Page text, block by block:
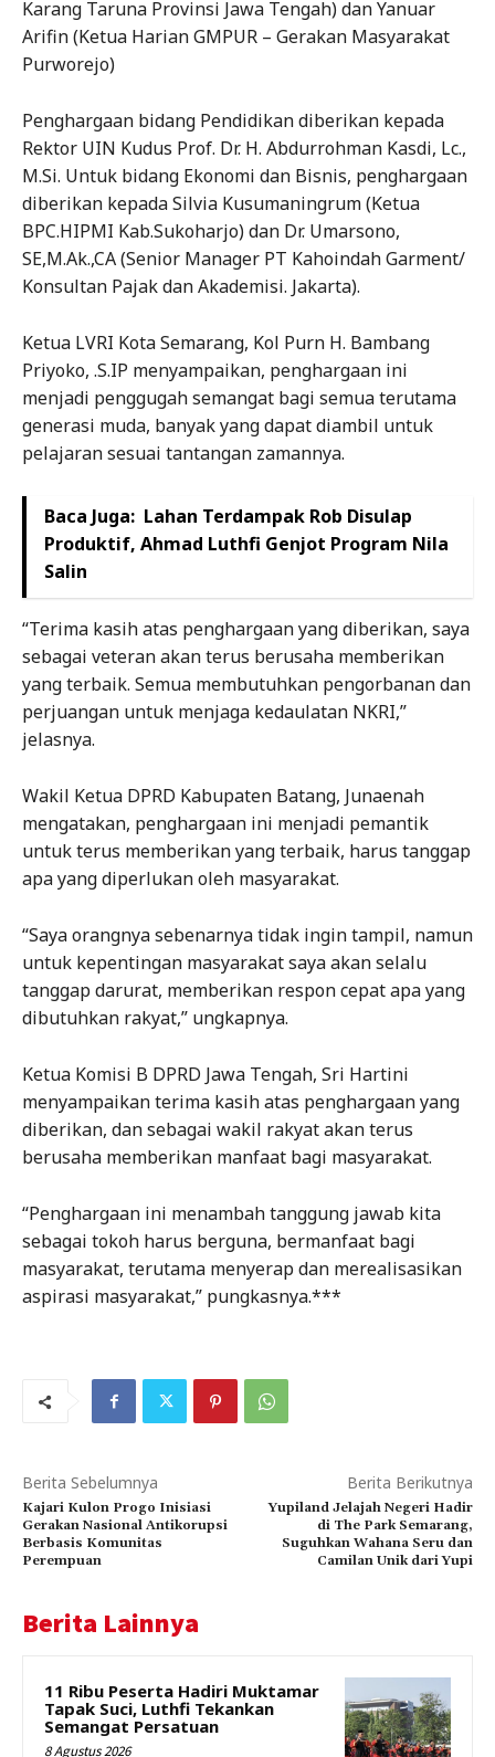
Karang Taruna Provinsi Jawa Tengah) dan Yanuar
Arifin (Ketua Harian GMPUR – Gerakan Masyarakat
Purworejo)
Penghargaan bidang Pendidikan diberikan kepada
Rektor UIN Kudus Prof. Dr. H. Abdurrohman Kasdi, Lc.,
M.Si. Untuk bidang Ekonomi dan Bisnis, penghargaan
diberikan kepada Silvia Kusumaningrum (Ketua
BPC.HIPMI Kab.Sukoharjo) dan Dr. Umarsono,
SE,M.Ak.,CA (Senior Manager PT Kahoindah Garment/
Konsultan Pajak dan Akademisi. Jakarta).
Ketua LVRI Kota Semarang, Kol Purn H. Bambang
Priyoko, .S.IP menyampaikan, penghargaan ini
menjadi penggugah semangat bagi semua terutama
generasi muda, banyak yang dapat diambil untuk
pelajaran sesuai tantangan zamannya.
Baca Juga: Lahan Terdampak Rob Disulap
Produktif, Ahmad Luthfi Genjot Program Nila
Salin
“Terima kasih atas penghargaan yang diberikan, saya
sebagai veteran akan terus berusaha memberikan
yang terbaik. Semua membutuhkan pengorbanan dan
perjuangan untuk menjaga kedaulatan NKRI,”
jelasnya.
Wakil Ketua DPRD Kabupaten Batang, Junaenah
mengatakan, penghargaan ini menjadi pemantik
untuk terus memberikan yang terbaik, harus tanggap
apa yang diperlukan oleh masyarakat.
“Saya orangnya sebenarnya tidak ingin tampil, namun
untuk kepentingan masyarakat saya akan selalu
tanggap darurat, memberikan respon cepat apa yang
dibutuhkan rakyat,” ungkapnya.
Ketua Komisi B DPRD Jawa Tengah, Sri Hartini
menyampaikan terima kasih atas penghargaan yang
diberikan, dan sebagai wakil rakyat akan terus
berusaha memberikan manfaat bagi masyarakat.
“Penghargaan ini menambah tanggung jawab kita
sebagai tokoh harus berguna, bermanfaat bagi
masyarakat, terutama menyerap dan merealisasikan
aspirasi masyarakat,” pungkasnya.***
Berita Sebelumnya
Kajari Kulon Progo Inisiasi
Gerakan Nasional Antikorupsi
Berbasis Komunitas
Perempuan
Berita Berikutnya
Yupiland Jelajah Negeri Hadir
di The Park Semarang,
Suguhkan Wahana Seru dan
Camilan Unik dari Yupi
Berita Lainnya
11 Ribu Peserta Hadiri Muktamar
Tapak Suci, Luthfi Tekankan
Semangat Persatuan
8 Agustus 2026